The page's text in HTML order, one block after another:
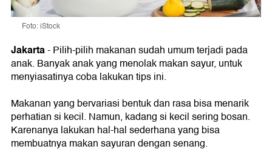
Foto: iStock
Jakarta- Pilih-pilih makanan sudah umum terjadi pada
anak. Banyak anak yang menolak makan sayur, untuk
menyiasatinya coba lakukan tips ini.
Makanan yang bervariasi bentuk dan rasa bisa menarik
perhatian si kecil. Namun, kadang si kecil sering bosan.
Karenanya lakukan hal-hal sederhana yang bisa
membuatnya makan sayuran dengan senang.